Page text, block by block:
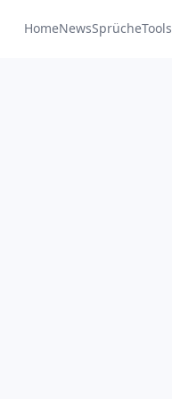
HomeNewsSprücheTools